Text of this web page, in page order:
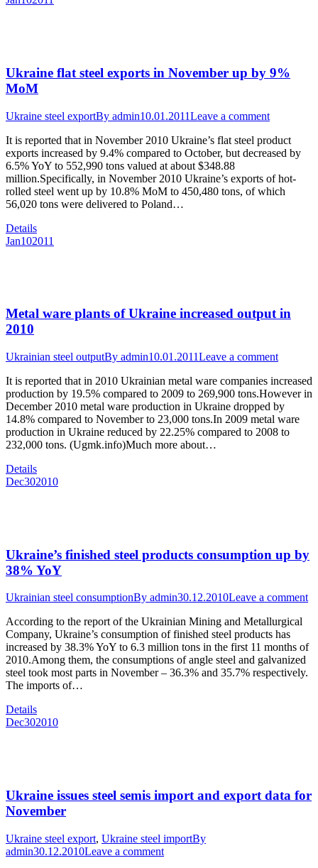
Ukraine flat steel exports in November up by 9%
MoM
Ukraine steel exportBy admin10.01.2011Leave a comment
It is reported that in November 2010 Ukraine’s flat steel product
exports increased by 9.4% compared to October, but decreased by
6.5% YoY to 552,990 tons valued at about $348.88
million.Specifically, in November 2010 Ukraine’s exports of hot-
rolled steel went up by 10.8% MoM to 450,480 tons, of which
56,020 tons were delivered to Poland…
Details
Jan102011
Metal ware plants of Ukraine increased output in
2010
Ukrainian steel outputBy admin10.01.2011Leave a comment
It is reported that in 2010 Ukrainian metal ware companies increased
production by 19.5% compared to 2009 to 269,900 tons.However in
December 2010 metal ware production in Ukraine dropped by
14.8% compared to November to 23,000 tons.In 2009 metal ware
production in Ukraine reduced by 22.25% compared to 2008 to
232,000 tons. (Ugmk.info)Much more about…
Details
Dec302010
Ukraine’s finished steel products consumption up by
38% YoY
Ukrainian steel consumptionBy admin30.12.2010Leave a comment
According to the report of the Ukrainian Mining and Metallurgical
Company, Ukraine’s consumption of finished steel products has
increased by 38.3% YoY to 6.3 million tons in the first 11 months of
2010.Among them, the consumptions of angle steel and galvanized
steel took most parts in November – 36.3% and 35.7% respectively.
The imports of…
Details
Dec302010
Ukraine issues steel semis import and export data for
November
Ukraine steel export, Ukraine steel importBy
admin30.12.2010Leave a comment